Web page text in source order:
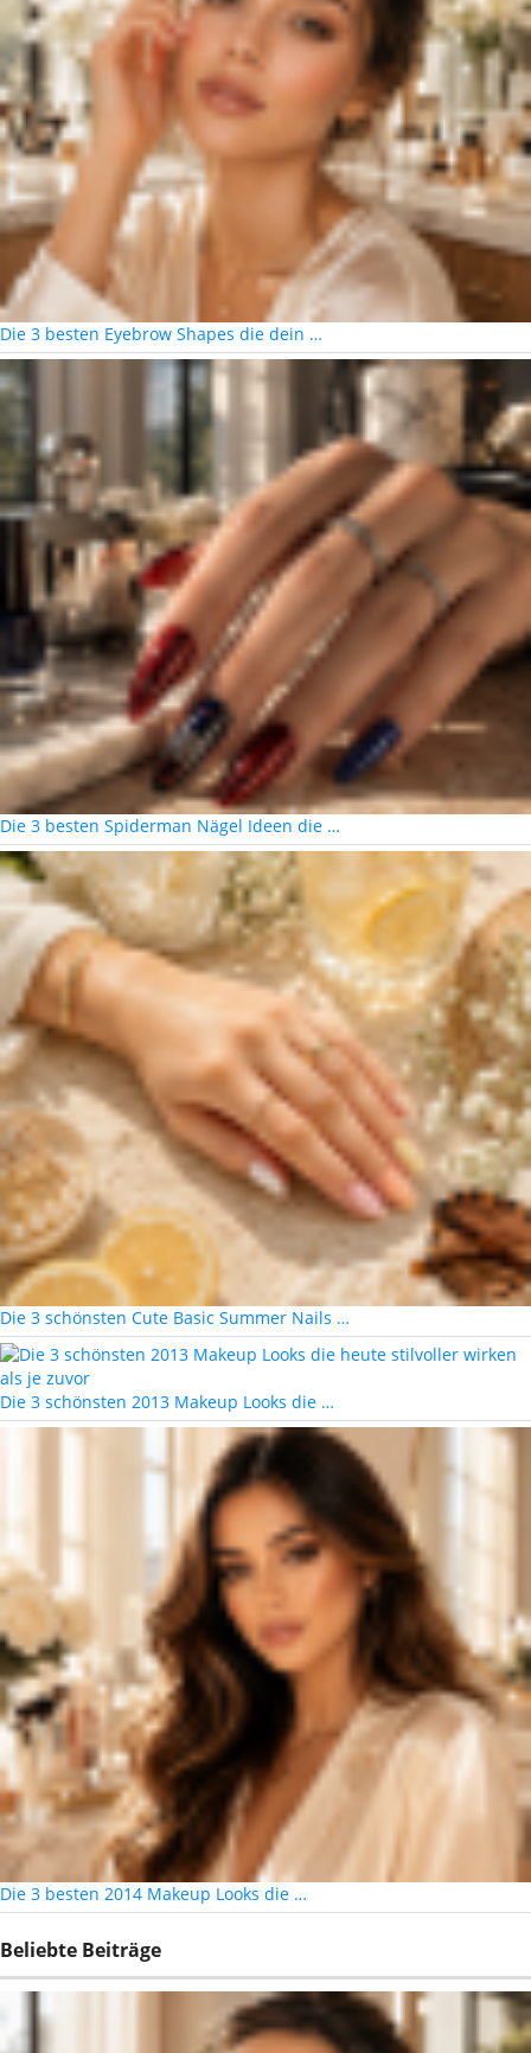
Die 3 besten Eyebrow Shapes die dein …
Die 3 besten Spiderman Nägel Ideen die …
Die 3 schönsten Cute Basic Summer Nails …
Die 3 schönsten 2013 Makeup Looks die …
Die 3 besten 2014 Makeup Looks die …
Beliebte Beiträge